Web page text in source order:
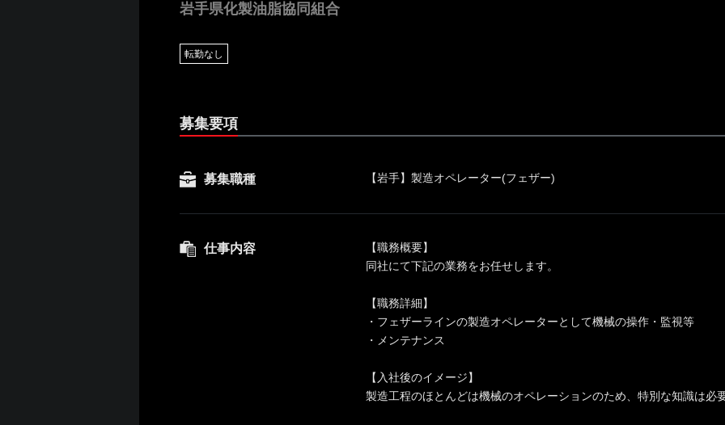
岩手県化製油脂協同組合
転勤なし
募集要項
募集職種 【岩手】製造オペレーター(フェザー)
仕事内容
【職務概要】
同社にて下記の業務をお任せします。
【職務詳細】
・フェザーラインの製造オペレーターとして機械の操作・監視等
・メンテナンス
【入社後のイメージ】
製造工程のほとんどは機械のオペレーションのため、特別な知識は必